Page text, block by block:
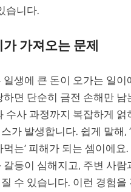
습니다.
가져오는 문제
일생에 큰 돈이 오가는 일이
하면 단순히 금전 손해만 남
수사 과정까지 복잡하게 얽
가 발생합니다. 쉽게 말해,
는’ 피해가 되는 셈이에요.
갈등이 심해지고, 주변 사람
수 있습니다. 이런 경험을